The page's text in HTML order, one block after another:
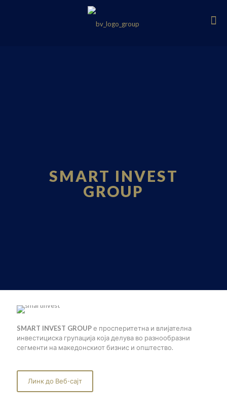
SMART INVEST
GROUP
SMART INVEST GROUPе просперитетна и влијателна
инвестициска групација која делува во разнообразни
сегменти на македонскиот бизнис и општество.
Линк до Веб-сајт